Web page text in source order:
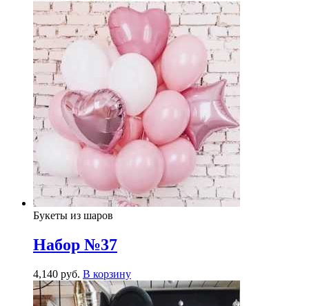
Букеты из шаров
Набор №37
4,140 руб. В корзину